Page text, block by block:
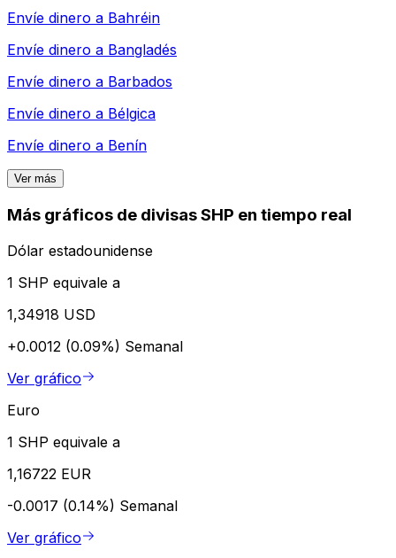
Envíe dinero a Bahréin
Envíe dinero a Bangladés
Envíe dinero a Barbados
Envíe dinero a Bélgica
Envíe dinero a Benín
Ver más
Más gráficos de divisas SHP en tiempo real
Dólar estadounidense
1 SHP equivale a
1,34918 USD
+0.0012 (0.09%) Semanal
Ver gráfico
Euro
1 SHP equivale a
1,16722 EUR
-0.0017 (0.14%) Semanal
Ver gráfico